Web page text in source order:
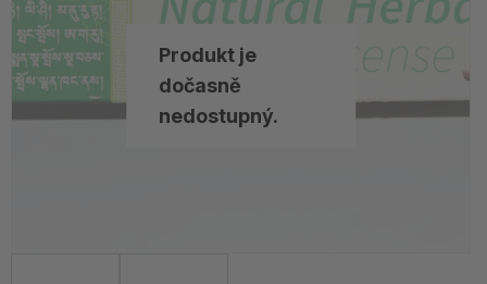
Produkt je
dočasně
nedostupný.